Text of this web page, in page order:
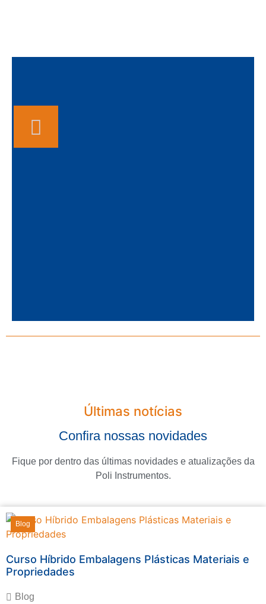
Últimas notícias
Confira nossas novidades
Fique por dentro das últimas novidades e atualizações da
Poli Instrumentos.
Blog
Curso Híbrido Embalagens Plásticas Materiais e
Propriedades
Blog